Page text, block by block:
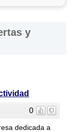
ofrecidos por
y
errores
y
0
dedicada a